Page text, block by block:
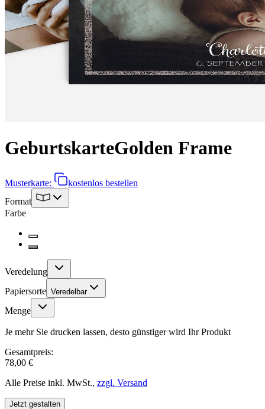
GeburtskarteGolden Frame
Musterkarte:
kostenlos bestellen
Format
Farbe
Veredelung
Papiersorte Veredelbar
Menge
Je mehr Sie drucken lassen, desto günstiger wird Ihr Produkt
Gesamtpreis:
78,00 €
Alle Preise inkl. MwSt., zzgl. Versand
Jetzt gestalten